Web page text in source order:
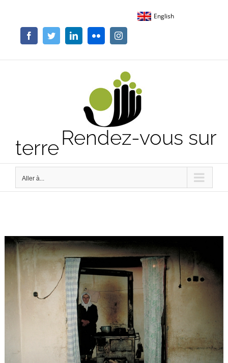
contenu
English
FacebookTwitterLinkedInFlickr Instagram
Rendez-vous sur
terre
Aller à...
Voir
l'image
agrandie